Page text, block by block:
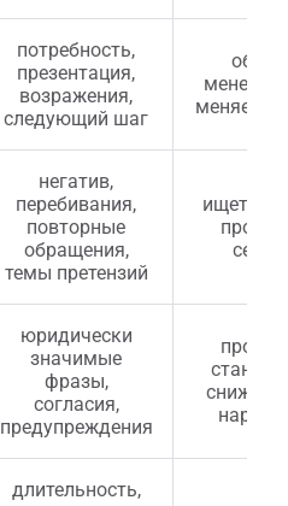
потребность,
презентация,
возражения,
следующий шаг
меняет
негатив,
перебивания,
повторные
обращения,
темы претензий
ищет
юридически
значимые
фразы,
согласия,
предупреждения
снижает
длительность,